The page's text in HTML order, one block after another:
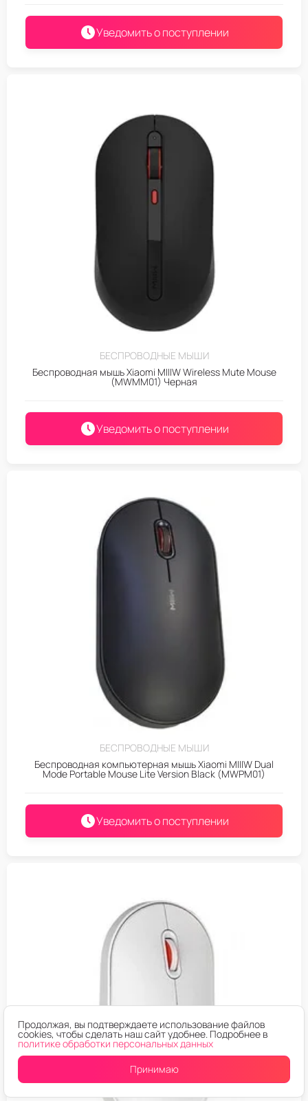
Уведомить о поступлении
БЕСПРОВОДНЫЕ МЫШИ
Беспроводная мышь Xiaomi MIIIW Wireless Mute Mouse
(MWMM01) Черная
Уведомить о поступлении
БЕСПРОВОДНЫЕ МЫШИ
Беспроводная компьютерная мышь Xiaomi MIIIW Dual
Mode Portable Mouse Lite Version Black (MWPM01)
Уведомить о поступлении
Продолжая, вы подтверждаете использование файлов
cookies, чтобы сделать наш сайт удобнее. Подробнее в
политике обработки персональных данных
Принимаю